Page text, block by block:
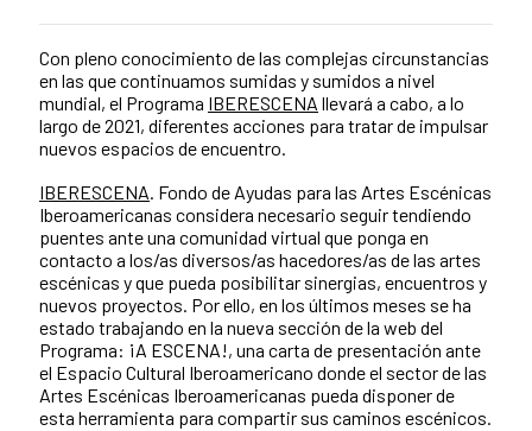
Con pleno conocimiento de las complejas circunstancias
en las que continuamos sumidas y sumidos a nivel
mundial, el Programa IBERESCENA llevará a cabo, a lo
largo de 2021, diferentes acciones para tratar de impulsar
nuevos espacios de encuentro.
IBERESCENA. Fondo de Ayudas para las Artes Escénicas
Iberoamericanas considera necesario seguir tendiendo
puentes ante una comunidad virtual que ponga en
contacto a los/as diversos/as hacedores/as de las artes
escénicas y que pueda posibilitar sinergias, encuentros y
nuevos proyectos. Por ello, en los últimos meses se ha
estado trabajando en la nueva sección de la web del
Programa: ¡A ESCENA!, una carta de presentación ante
el Espacio Cultural Iberoamericano donde el sector de las
Artes Escénicas Iberoamericanas pueda disponer de
esta herramienta para compartir sus caminos escénicos.